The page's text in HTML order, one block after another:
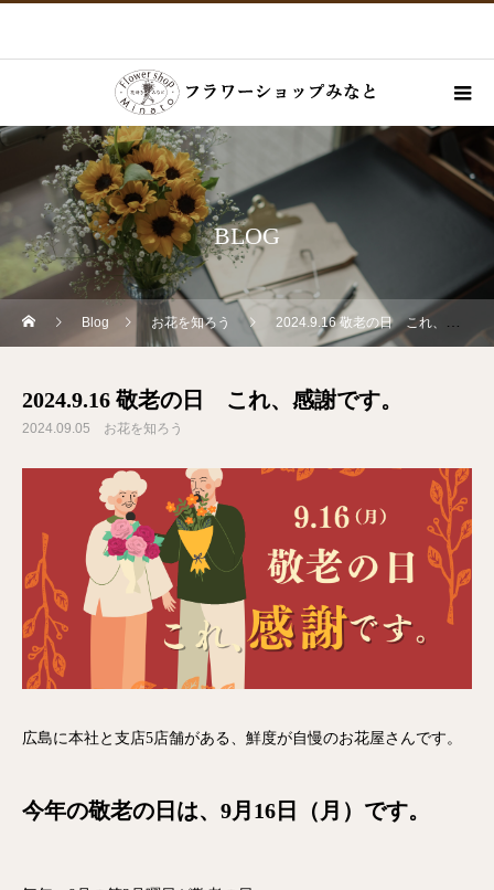
BLOG
Blog お花を知ろう 2024.9.16 敬老の日 これ、感謝です。
2024.9.16 敬老の日 これ、感謝です。
2024.09.05 お花を知ろう
広島に本社と支店5店舗がある、鮮度が自慢のお花屋さんです。
今年の敬老の日は、9月16日（月）です。